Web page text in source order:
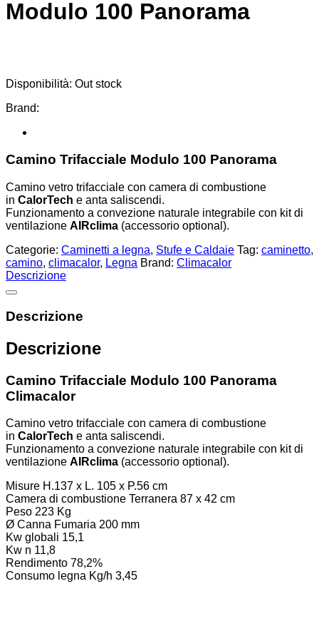
Modulo 100 Panorama
Disponibilità: Out stock
Brand:
Camino Trifacciale Modulo 100 Panorama
Camino vetro trifacciale con camera di combustione
in CalorTech e anta saliscendi.
Funzionamento a convezione naturale integrabile con kit di
ventilazione AIRclima (accessorio optional).
Categorie: Caminetti a legna, Stufe e Caldaie Tag: caminetto,
camino, climacalor, Legna Brand: Climacalor
Descrizione
Descrizione
Descrizione
Camino Trifacciale Modulo 100 Panorama
Climacalor
Camino vetro trifacciale con camera di combustione
in CalorTech e anta saliscendi.
Funzionamento a convezione naturale integrabile con kit di
ventilazione AIRclima (accessorio optional).
Misure H.137 x L. 105 x P.56 cm
Camera di combustione Terranera 87 x 42 cm
Peso 223 Kg
Ø Canna Fumaria 200 mm
Kw globali 15,1
Kw n 11,8
Rendimento 78,2%
Consumo legna Kg/h 3,45